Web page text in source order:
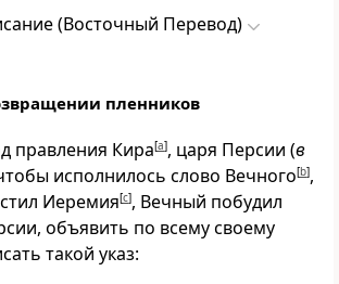
(Восточный Перевод)
пленников
правления Кира[a], царя Персии (в
исполнилось слово Вечного[b],
Иеремия[c], Вечный побудил
объявить по всему своему
такой указ: